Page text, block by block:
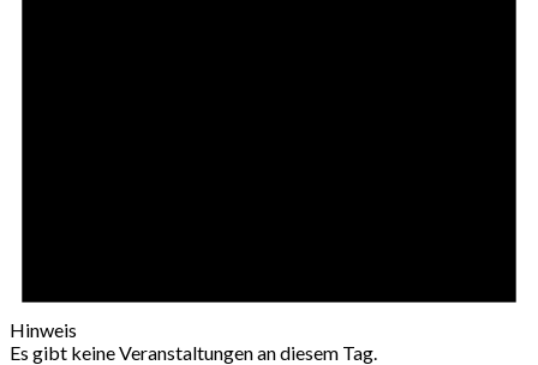
Hinweis
Es gibt keine Veranstaltungen an diesem Tag.